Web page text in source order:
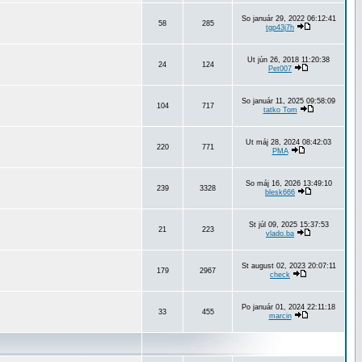
58 285
So január 29, 2022 06:12:41
tgp43j7h
24 124
Ut jún 26, 2018 11:20:38
Pet007
104 717
So január 11, 2025 09:58:09
tatko Tom
220 771
Ut máj 28, 2024 08:42:03
PMA
239 3328
So máj 16, 2026 13:49:10
blesk666
21 223
St júl 09, 2025 15:37:53
vlado.ba
179 2967
St august 02, 2023 20:07:11
check
33 455
Po január 01, 2024 22:11:18
marcin